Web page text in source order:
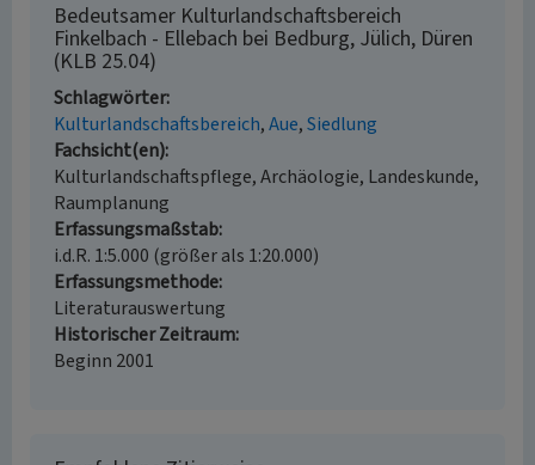
Bedeutsamer Kulturlandschaftsbereich
Finkelbach - Ellebach bei Bedburg, Jülich, Düren
(KLB 25.04)
Schlagwörter
Kulturlandschaftsbereich Aue Siedlung
Fachsicht(en)
Kulturlandschaftspflege, Archäologie, Landeskunde,
Raumplanung
Erfassungsmaßstab
i.d.R. 1:5.000 (größer als 1:20.000)
Erfassungsmethode
Literaturauswertung
Historischer Zeitraum
Beginn 2001